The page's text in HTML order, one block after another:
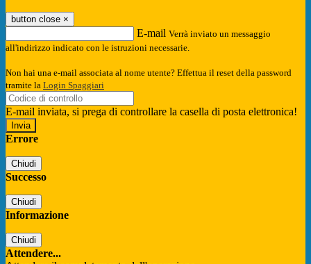
button close ×
E-mail Verrà inviato un messaggio
all'indirizzo indicato con le istruzioni necessarie.
Non hai una e-mail associata al nome utente? Effettua il reset della password
tramite la Login Spaggiari
E-mail inviata, si prega di controllare la casella di posta elettronica!
Errore
Chiudi
Successo
Chiudi
Informazione
Chiudi
Attendere...